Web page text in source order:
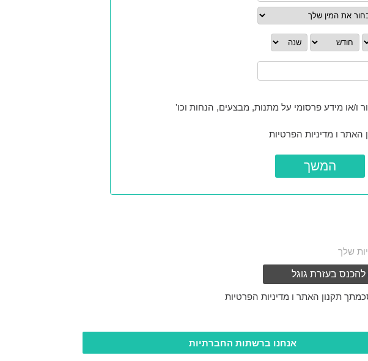
ו/או מידע פרסומי על מתנות, מבצעים, הנחות וכו'
האתר ו מדיניות הפרטיות
שלך
להכנס בעזרת גוגל
תקנון האתר ו מדיניות הפרטיות
אנחנו ברשתות החברתיות